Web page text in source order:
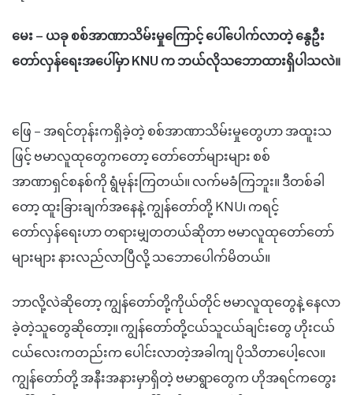
မေး – ယခု စစ်အာဏာသိမ်းမှုကြောင့် ပေါ်ပေါက်လာတဲ့ နွေဦး
တော်လှန်ရေးအပေါ်မှာ KNU က ဘယ်လိုသဘောထားရှိပါသလဲ။
ဖြေ – အရင်တုန်းကရှိခဲ့တဲ့ စစ်အာဏာသိမ်းမှုတွေဟာ အထူးသ
ဖြင့် ဗမာလူထုတွေကတော့ တော်တော်များများ စစ်
အာဏာရှင်စနစ်ကို ရွံမုန်းကြတယ်။ လက်မခံကြဘူး။ ဒီတစ်ခါ
တော့ ထူးခြားချက်အနေနဲ့ ကျွန်တော်တို့ KNU၊ ကရင့်
တော်လှန်ရေးဟာ တရားမျှတတယ်ဆိုတာ ဗမာလူထုတော်တော်
များများ နားလည်လာပြီလို့ သဘောပေါက်မိတယ်။
ဘာလို့လဲဆိုတော့ ကျွန်တော်တို့ကိုယ်တိုင် ဗမာလူထုတွေနဲ့ နေလာ
ခဲ့တဲ့သူတွေဆိုတော့။ ကျွန်တော်တို့ငယ်သူငယ်ချင်းတွေ ဟိုးငယ်
ငယ်လေးကတည်းက ပေါင်းလာတဲ့အခါကျ ပိုသိတာပေါ့လေ။
ကျွန်တော်တို့ အနီးအနားမှာရှိတဲ့ ဗမာရွာတွေက ဟိုအရင်ကတွေး